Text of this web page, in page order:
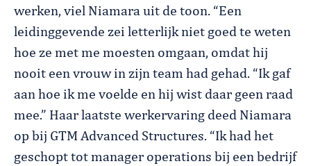
werken, viel Niamara uit de toon. “Een
leidinggevende zei letterlijk niet goed te weten
hoe ze met me moesten omgaan, omdat hij
nooit een vrouw in zijn team had gehad. “Ik gaf
aan hoe ik me voelde en hij wist daar geen raad
mee.” Haar laatste werkervaring deed Niamara
op bij GTM Advanced Structures. “Ik had het
geschopt tot manager operations bij een bedrijf